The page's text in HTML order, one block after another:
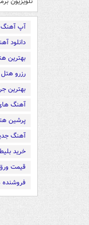
آپ آهنگ
دانلود
بهترین
رزرو هتل
بهترین
آهنگ
پرشین
آهنگ
خرید
قیمت
فروشنده